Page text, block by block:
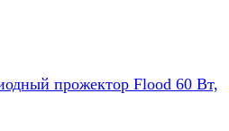
прожектор Flood 60 Вт,